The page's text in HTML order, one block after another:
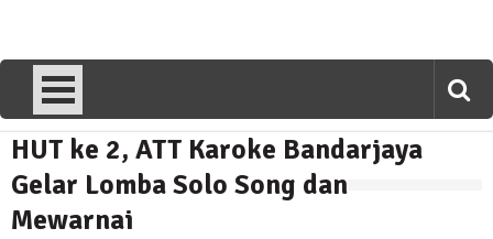
News Flash
Polres Lamteng Gelar Upacara
Peringatan Hari Pahlawan, Teladani
HUT ke 2, ATT Karoke Bandarjaya
Gelar Lomba Solo Song dan
Mewarnai